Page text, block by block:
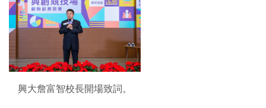
興大詹富智校長開場致詞。